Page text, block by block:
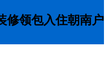
修领包入住朝南户